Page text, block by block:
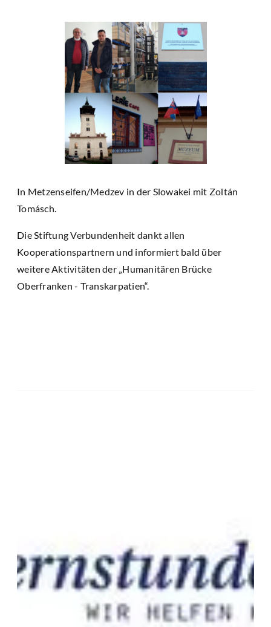
In Metzenseifen/Medzev in der Slowakei mit Zoltán
Tomásch.
Die Stiftung Verbundenheit dankt allen
Kooperationspartnern und informiert bald über
weitere Aktivitäten der „Humanitären Brücke
Oberfranken - Transkarpatien“.